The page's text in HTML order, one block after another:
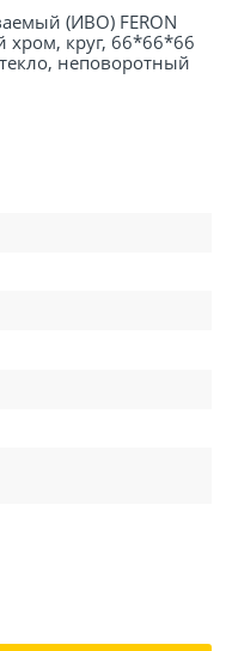
(ИВО) FERON
хром, круг, 66*66*66
неповоротный